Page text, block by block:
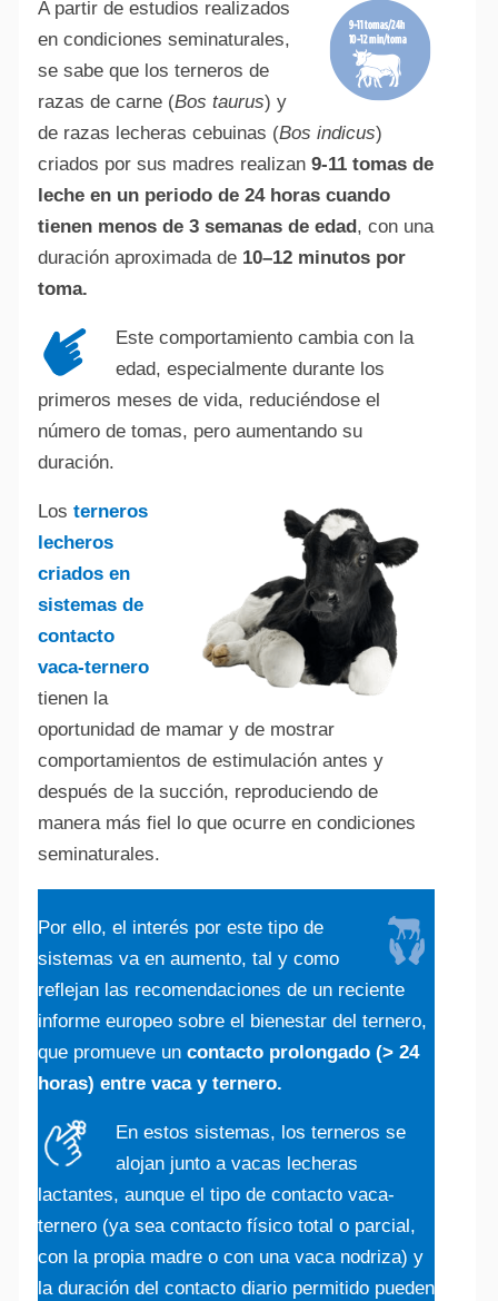
A partir de estudios realizados
en condiciones seminaturales,
se sabe que los terneros de
razas de carne (Bos taurus) y
de razas lecheras cebuinas (Bos indicus)
criados por sus madres realizan9-11 tomas de
leche en un periodo de 24 horas cuando
tienen menos de 3 semanas de edad, con una
duración aproximada de 10–12 minutos por
toma.
Este comportamiento cambia con la
edad, especialmente durante los
primeros meses de vida, reduciéndose el
número de tomas, pero aumentando su
duración.
Los terneros
lecheros
criados en
sistemas de
contacto
vaca-ternero
tienen la
oportunidad de mamar y de mostrar
comportamientos de estimulación antes y
después de la succión, reproduciendo de
manera más fiel lo que ocurre en condiciones
seminaturales.
Por ello, el interés por este tipo de
sistemas va en aumento, tal y como
reflejan las recomendaciones de un reciente
informe europeo sobre el bienestar del ternero,
que promueve un contacto prolongado (> 24
horas) entre vaca y ternero.
En estos sistemas, los terneros se
alojan junto a vacas lecheras
lactantes, aunque el tipo de contacto vaca-
ternero (ya sea contacto físico total o parcial,
con la propia madre o con una vaca nodriza) y
la duración del contacto diario permitido pueden